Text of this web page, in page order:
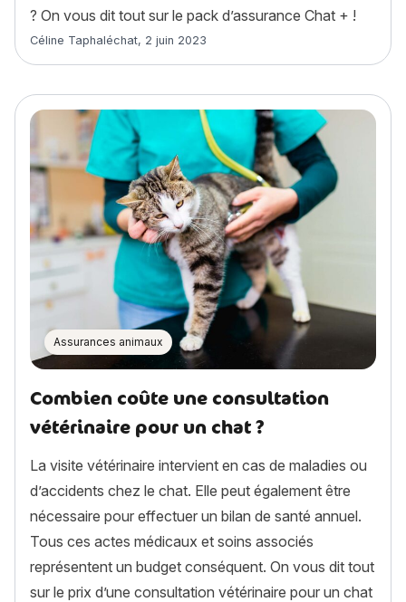
? On vous dit tout sur le pack d’assurance Chat + !
Article rédigé par
Céline Taphaléchat, 2 juin 2023
Assurances animaux
Combien coûte une consultation
vétérinaire pour un chat ?
La visite vétérinaire intervient en cas de maladies ou
d’accidents chez le chat. Elle peut également être
nécessaire pour effectuer un bilan de santé annuel.
Tous ces actes médicaux et soins associés
représentent un budget conséquent. On vous dit tout
sur le prix d’une consultation vétérinaire pour un chat